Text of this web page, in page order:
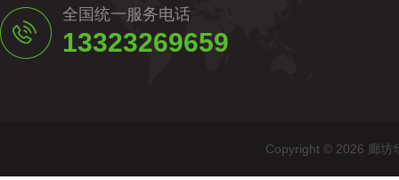
全国统一服务电话
13323269659
Copyright © 2026 廊